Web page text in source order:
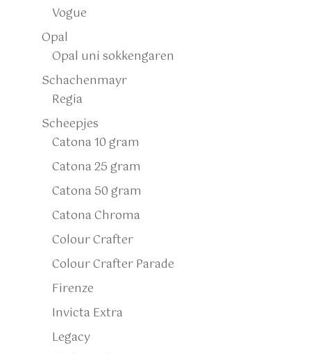
Vogue
Opal
Opal uni sokkengaren
Schachenmayr
Regia
Scheepjes
Catona 10 gram
Catona 25 gram
Catona 50 gram
Catona Chroma
Colour Crafter
Colour Crafter Parade
Firenze
Invicta Extra
Legacy